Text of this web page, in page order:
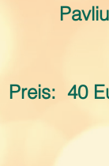
Preis: 40